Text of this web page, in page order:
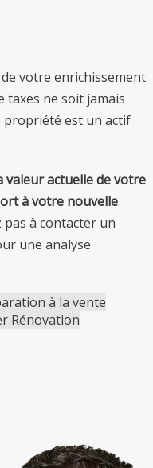
votre enrichissement
taxes ne soit jamais
propriété est un actif
valeur actuelle de votre
à votre nouvelle
pas à contacter un
une analyse
à la vente
Rénovation